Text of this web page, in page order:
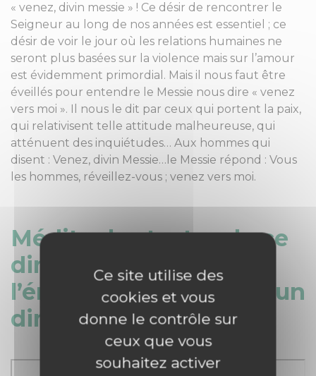
« venez, divin messie » ! Ce désir de rencontrer le
Seigneur au long de nos années est essentiel ; ce
désir de voir le jour où les relations humaines ne
seront plus basées sur la violence mais sur l’amour
est évidemment primordial. Mais il nous faut être
éveillés pour entendre le Messie nous dire « venez
vers moi ». Il nous le dit par ceux qui portent la paix,
qui relativisent telle attitude malheureuse, qui
atténuent des inquiétudes… Aux hommes qui
disent : Venez, divin Messie…le Messie répond : Vous
les hommes, réveillez-vous ; venez vers moi.
Méditer les textes de ce
dimanche avec
l’émission Parole pour un
dimanche :
Ce site utilise des
cookies et vous
donne le contrôle sur
ceux que vous
souhaitez activer